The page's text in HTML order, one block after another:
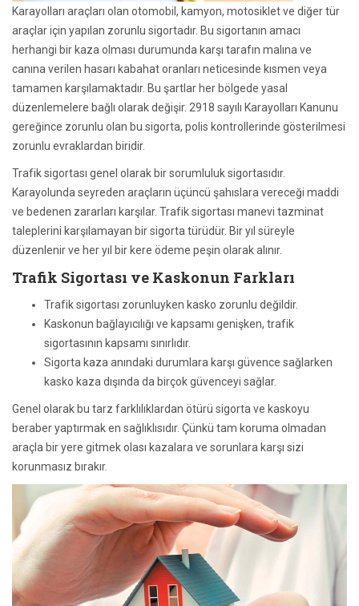
Karayolları araçları olan otomobil, kamyon, motosiklet ve diğer tür
araçlar için yapılan zorunlu sigortadır. Bu sigortanın amacı
herhangi bir kaza olması durumunda karşı tarafın malına ve
canına verilen hasarı kabahat oranları neticesinde kısmen veya
tamamen karşılamaktadır. Bu şartlar her bölgede yasal
düzenlemelere bağlı olarak değişir. 2918 sayılı Karayolları Kanunu
gereğince zorunlu olan bu sigorta, polis kontrollerinde gösterilmesi
zorunlu evraklardan biridir.
Trafik sigortası genel olarak bir sorumluluk sigortasıdır.
Karayolunda seyreden araçların üçüncü şahıslara vereceği maddi
ve bedenen zararları karşılar. Trafik sigortası manevi tazminat
taleplerini karşılamayan bir sigorta türüdür. Bir yıl süreyle
düzenlenir ve her yıl bir kere ödeme peşin olarak alınır.
Trafik Sigortası ve Kaskonun Farkları
Trafik sigortası zorunluyken kasko zorunlu değildir.
Kaskonun bağlayıcılığı ve kapsamı genişken, trafik
sigortasının kapsamı sınırlıdır.
Sigorta kaza anındaki durumlara karşı güvence sağlarken
kasko kaza dışında da birçok güvenceyi sağlar.
Genel olarak bu tarz farklılıklardan ötürü sigorta ve kaskoyu
beraber yaptırmak en sağlıklısıdır. Çünkü tam koruma olmadan
araçla bir yere gitmek olası kazalara ve sorunlara karşı sizi
korunmasız bırakır.